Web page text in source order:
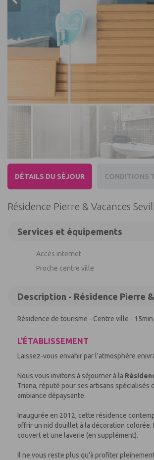
DÉTAILS DU SÉJOUR CONDITIONS
Résidence Pierre & Vacances
Services et équipements
Accès internet
Proche centre ville
Description - Résidence Pierre
Résidence de tourisme - Centre ville -
L'ÉTABLISSEMENT
Laissez-vous envahir par l'atmosphère
Nous vous invitons à séjourner à la
Triana, réputé pour ses artisans
ambiance dépaysante.
Inaugurée en 2012, cette résidence
offrir un nid douillet à la décoration
couvert et une laverie (en supplément).
Il ne vous reste plus qu'à profiter